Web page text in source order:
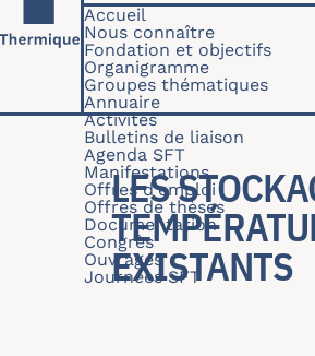
Navigation
Accueil
Nous connaître
Fondation et objectifs
Organigramme
Groupes thématiques
Annuaire
Activités
Bulletins de liaison
Agenda SFT
Manifestations
Offres d'emploi
Offres de thèses
Documentation
Congrès
Ouvrages
Journées SFT
LES
EXISTANTS